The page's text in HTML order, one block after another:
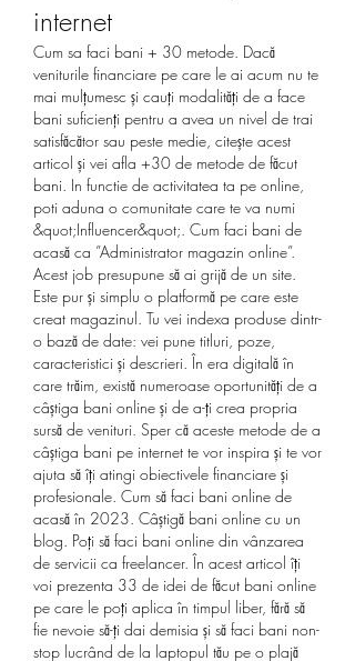
internet
Cum sa faci bani + 30 metode. Dacă
veniturile financiare pe care le ai acum nu te
mai mulțumesc și cauți modalități de a face
bani suficienți pentru a avea un nivel de trai
satisfăcător sau peste medie, citește acest
articol și vei afla +30 de metode de făcut
bani. In functie de activitatea ta pe online,
poti aduna o comunitate care te va numi
&quot;Influencer&quot;. Cum faci bani de
acasă ca ”Administrator magazin online”.
Acest job presupune să ai grijă de un site.
Este pur și simplu o platformă pe care este
creat magazinul. Tu vei indexa produse dintr-
o bază de date: vei pune titluri, poze,
caracteristici și descrieri. În era digitală în
care trăim, există numeroase oportunități de a
câștiga bani online și de a-ți crea propria
sursă de venituri. Sper că aceste metode de a
câștiga bani pe internet te vor inspira și te vor
ajuta să îți atingi obiectivele financiare și
profesionale. Cum să faci bani online de
acasă în 2023. Câștigă bani online cu un
blog. Poți să faci bani online din vânzarea
de servicii ca freelancer. În acest articol îți
voi prezenta 33 de idei de făcut bani online
pe care le poți aplica în timpul liber, fără să
fie nevoie să-ți dai demisia și să faci bani non-
stop lucrând de la laptopul tău pe o plajă